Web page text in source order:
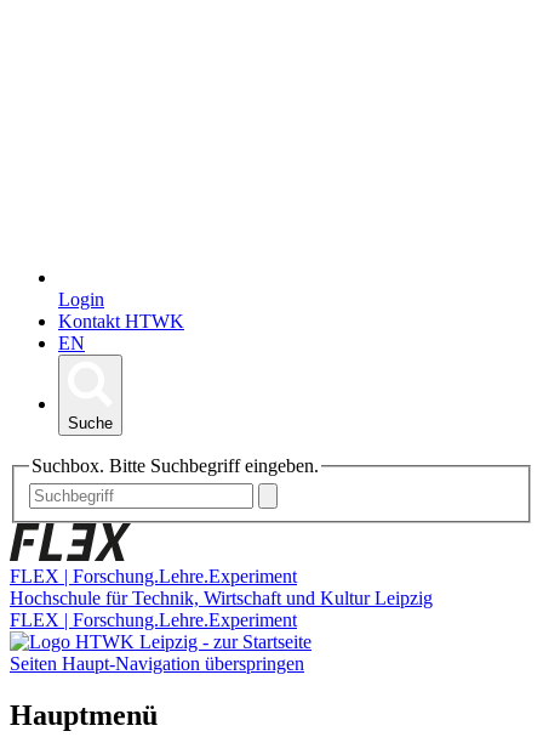
Login
Kontakt HTWK
EN
Suche
Suchbox. Bitte Suchbegriff eingeben.
FLEX | Forschung.Lehre.Experiment
Hochschule für Technik, Wirtschaft und Kultur Leipzig
FLEX | Forschung.Lehre.Experiment
Seiten Haupt-Navigation überspringen
Hauptmenü